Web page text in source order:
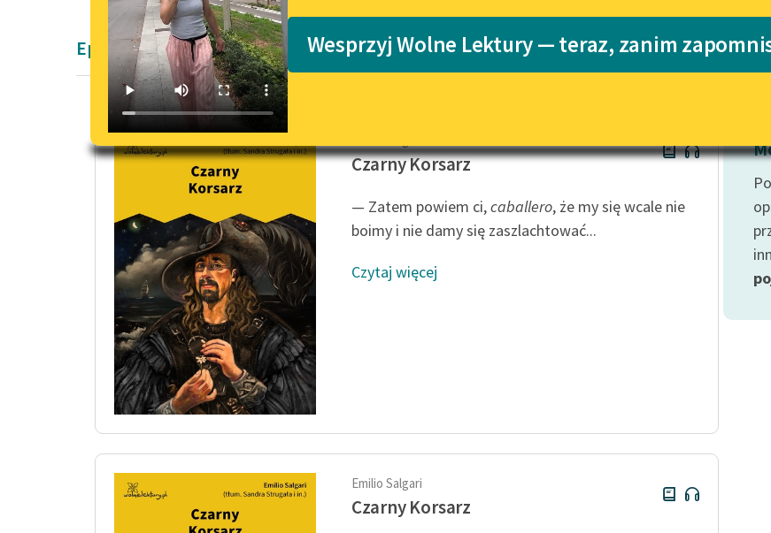
niepełnosprawnościami
literatury do słuchania dla
uczennic i uczniów z
niepełnosprawnościami
Katalog
Katalog w
Wesprzyj Wolne Lektury — teraz, zanim
Epika Emilia Salgariego
Czarny Korsarz
— Zatem powiem ci,caballero, że my się wcale nie
boimy i nie damy się zaszlachtować...
Czytaj więcej
Emilio Salgari
Czarny Korsarz